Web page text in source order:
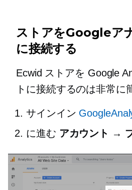
ストアをGoogleア
に接続する
Ecwid ストアを Google
トに接続するのは非常に
サインイン
に進む アカウント →